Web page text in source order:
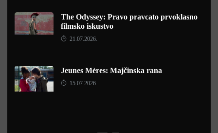
The Odyssey: Pravo pravcato prvoklasno
filmsko iskustvo
21.07.2026.
Jeunes Mères: Majčinska rana
15.07.2026.